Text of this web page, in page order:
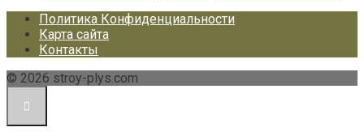
Политика Конфиденциальности
Карта сайта
Контакты
© 2026 stroy-plys.com